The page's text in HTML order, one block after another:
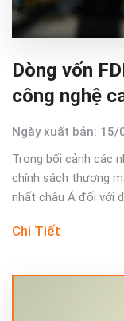
Dòng vốn
công nghệ
Ngày xuất bản: 15/
Trong bối cảnh các
chính sách thương
nhất châu Á đối với
Chi Tiết